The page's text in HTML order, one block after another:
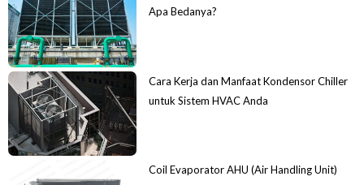
Apa Bedanya?
Cara Kerja dan Manfaat Kondensor Chiller
untuk Sistem HVAC Anda
Coil Evaporator AHU (Air Handling Unit)